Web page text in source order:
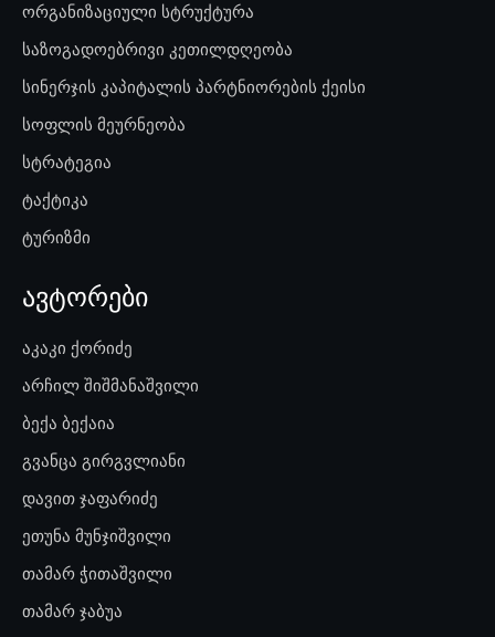
ორგანიზაციული სტრუქტურა
საზოგადოებრივი კეთილდღეობა
სინერჯის კაპიტალის პარტნიორების ქეისი
სოფლის მეურნეობა
სტრატეგია
ტაქტიკა
ტურიზმი
ავტორები
აკაკი ქორიძე
არჩილ შიშმანაშვილი
ბექა ბექაია
გვანცა გირგვლიანი
დავით ჯაფარიძე
ეთუნა მუნჯიშვილი
თამარ ჭითაშვილი
თამარ ჯაბუა